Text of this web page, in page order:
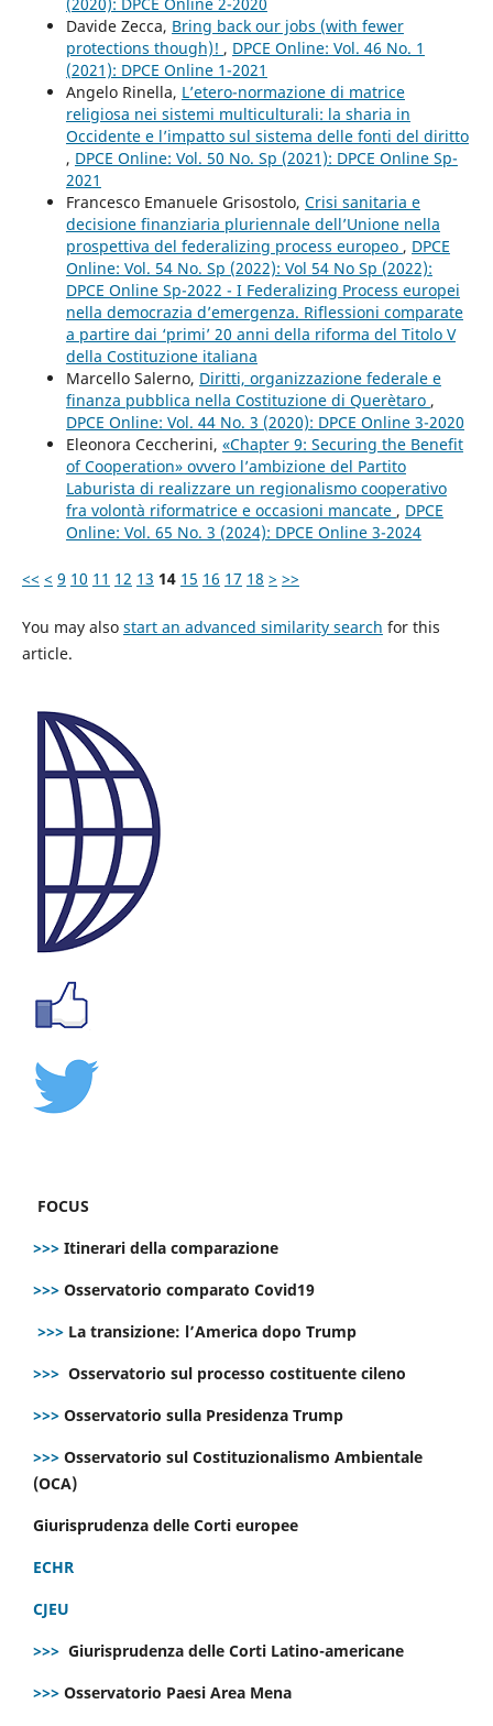
Davide Zecca, Bring back our jobs (with fewer
protections though)! , DPCE Online: Vol. 46 No. 1
(2021): DPCE Online 1-2021
Angelo Rinella, L’etero-normazione di matrice
religiosa nei sistemi multiculturali: la sharia in
Occidente e l’impatto sul sistema delle fonti del diritto
, DPCE Online: Vol. 50 No. Sp (2021): DPCE Online Sp-
2021
Francesco Emanuele Grisostolo, Crisi sanitaria e
decisione finanziaria pluriennale dell’Unione nella
prospettiva del federalizing process europeo , DPCE
Online: Vol. 54 No. Sp (2022): Vol 54 No Sp (2022):
DPCE Online Sp-2022 - I Federalizing Process europei
nella democrazia d’emergenza. Riflessioni comparate
a partire dai ‘primi’ 20 anni della riforma del Titolo V
della Costituzione italiana
Marcello Salerno, Diritti, organizzazione federale e
finanza pubblica nella Costituzione di Querètaro ,
DPCE Online: Vol. 44 No. 3 (2020): DPCE Online 3-2020
Eleonora Ceccherini, «Chapter 9: Securing the Benefit
of Cooperation» ovvero l’ambizione del Partito
Laburista di realizzare un regionalismo cooperativo
fra volontà riformatrice e occasioni mancate , DPCE
Online: Vol. 65 No. 3 (2024): DPCE Online 3-2024
<< < 9 10 11 12 13 14 15 16 17 18 > >>
You may also start an advanced similarity search for this
article.
FOCUS
>>> Itinerari della comparazione
>>> Osservatorio comparato Covid19
>>> La transizione: l’America dopo Trump
>>> Osservatorio sul processo costituente cileno
>>> Osservatorio sulla Presidenza Trump
>>> Osservatorio sul Costituzionalismo Ambientale
(OCA)
Giurisprudenza delle Corti europee
ECHR
CJEU
>>> Giurisprudenza delle Corti Latino-americane
>>> Osservatorio Paesi Area Mena